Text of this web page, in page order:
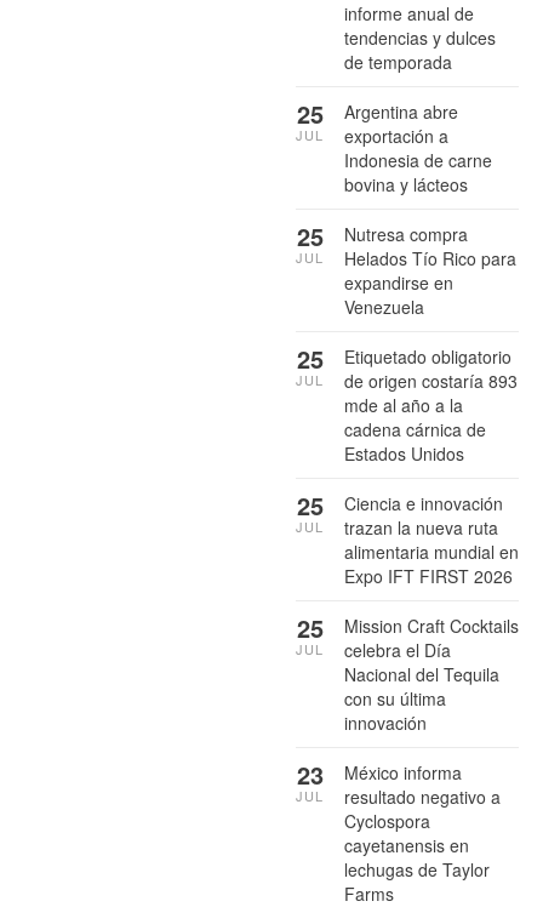
informe anual de
tendencias y dulces
de temporada
Argentina abre
exportación a
Indonesia de carne
bovina y lácteos
25
JUL
Nutresa compra
Helados Tío Rico para
expandirse en
Venezuela
25
JUL
Etiquetado obligatorio
de origen costaría 893
mde al año a la
cadena cárnica de
Estados Unidos
25
JUL
Ciencia e innovación
trazan la nueva ruta
alimentaria mundial en
Expo IFT FIRST 2026
25
JUL
Mission Craft Cocktails
celebra el Día
Nacional del Tequila
con su última
innovación
25
JUL
México informa
resultado negativo a
Cyclospora
cayetanensis en
lechugas de Taylor
Farms
23
JUL